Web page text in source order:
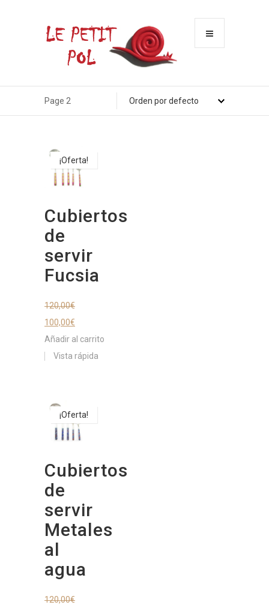
Page 2
¡Oferta!
Cubiertos
de
servir
Fucsia
120,00€
100,00€
Añadir al carrito
Vista rápida
¡Oferta!
Cubiertos
de
servir
Metales
al
agua
120,00€